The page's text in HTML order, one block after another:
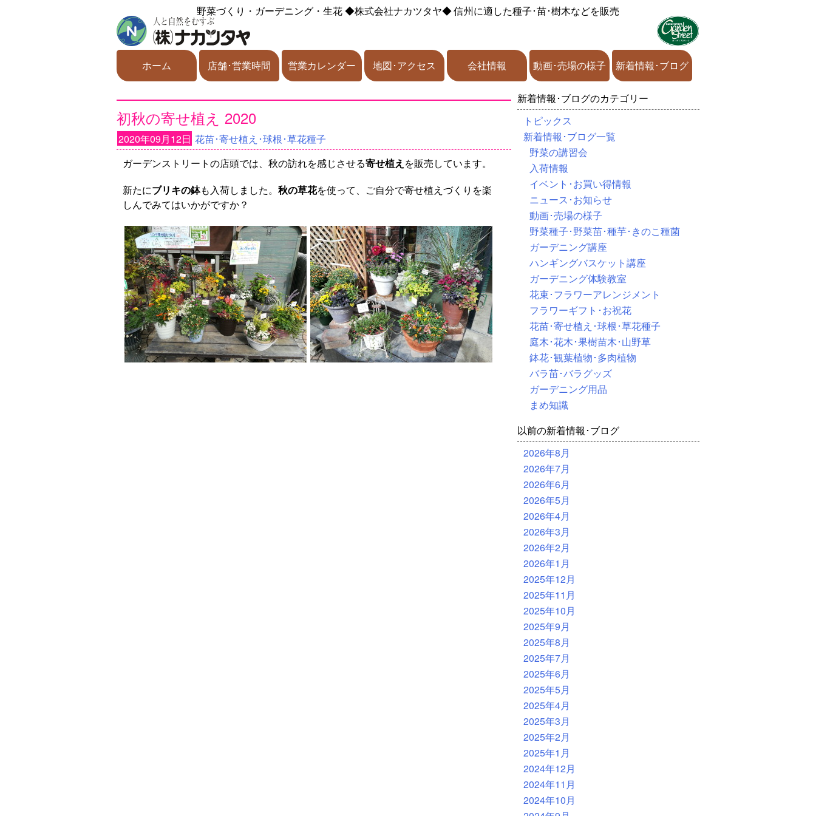
野菜づくり・ガーデニング・生花◆株式会社ナカツタヤ◆信州に適した種子･苗･樹木などを販売
ホーム 店舗･営業時間 営業カレンダー 地図･アクセス 会社情報 動画･売場の様子 新着情報･ブログ
初秋の寄せ植え 2020
2020年09月12日 花苗･寄せ植え･球根･草花種子
ガーデンストリートの店頭では、秋の訪れを感じさせる寄せ植え を販売しています。
新たにブリキの鉢も入荷しました。 秋の草花を使って、ご自分で寄せ植えづくりを楽
しんでみてはいかがですか？
新着情報･ブログのカテゴリー
トピックス
新着情報･ブログ一覧
野菜の講習会
入荷情報
イベント･お買い得情報
ニュース･お知らせ
動画･売場の様子
野菜種子･野菜苗･種芋･きのこ種菌
ガーデニング講座
ハンギングバスケット講座
ガーデニング体験教室
花束･フラワーアレンジメント
フラワーギフト･お祝花
花苗･寄せ植え･球根･草花種子
庭木･花木･果樹苗木･山野草
鉢花･観葉植物･多肉植物
バラ苗･バラグッズ
ガーデニング用品
まめ知識
以前の新着情報･ブログ
2026年8月
2026年7月
2026年6月
2026年5月
2026年4月
2026年3月
2026年2月
2026年1月
2025年12月
2025年11月
2025年10月
2025年9月
2025年8月
2025年7月
2025年6月
2025年5月
2025年4月
2025年3月
2025年2月
2025年1月
2024年12月
2024年11月
2024年10月